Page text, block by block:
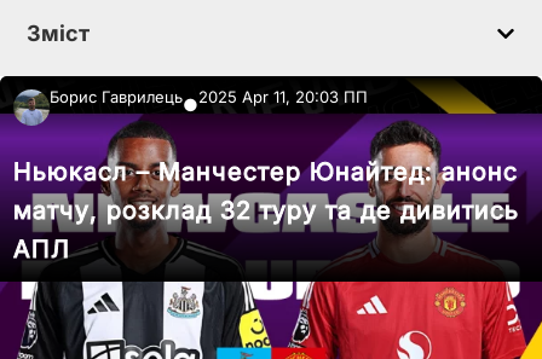
Зміст
Борис Гаврилець●2025 Apr 11, 20:03 ПП
Ньюкасл – Манчестер Юнайтед: анонс
матчу, розклад 32 туру та де дивитись
АПЛ